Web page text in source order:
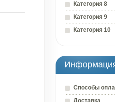
Категория 8
Категория 9
Категория 10
Способы
Доставка